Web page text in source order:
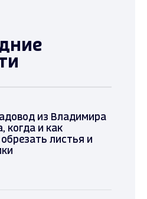
из Владимира
когда и как
листья и